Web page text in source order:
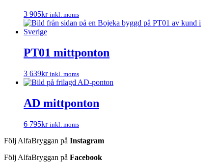
3 905kr inkl. moms
PT01 mittponton
3 639kr inkl. moms
AD mittponton
6 795kr inkl. moms
Följ AlfaBryggan på Instagram
Följ AlfaBryggan på Facebook